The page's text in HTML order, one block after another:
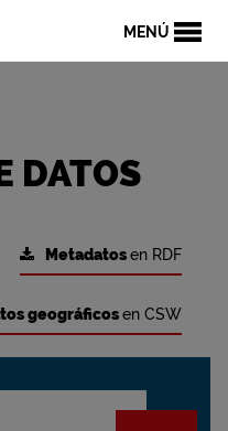
MENÚ
DATOS
Metadatosen RDF
geográficosen CSW